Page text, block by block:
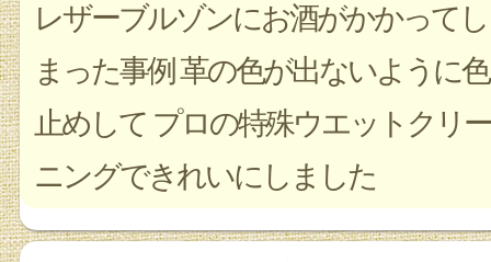
レザーブルゾンにお酒がかかってし
まった事例 革の色が出ないように色
止めして プロの特殊ウエットクリー
ニングできれいにしました